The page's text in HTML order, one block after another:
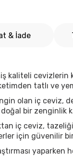
& İade
kaliteli cevizlerin
tatlı ve
olan iç ceviz,
bir zenginlik
iç ceviz,
için güvenilir
yaparken